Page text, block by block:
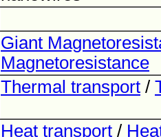
Giant
Magnetoresistance
Thermal transport /
Heat transport /